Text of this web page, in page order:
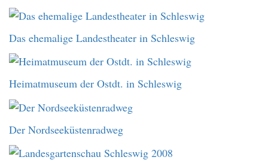
Das ehemalige Landestheater in Schleswig
Heimatmuseum der Ostdt. in Schleswig
Der Nordseeküstenradweg